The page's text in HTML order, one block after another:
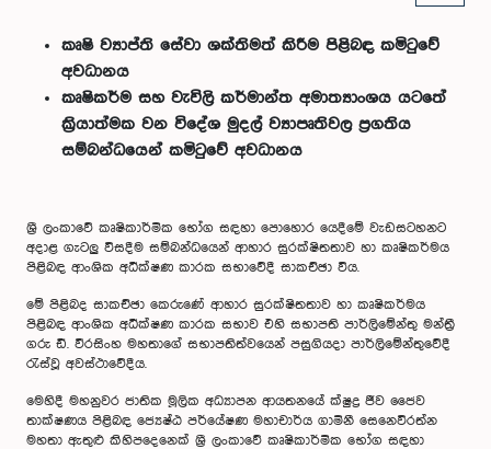
කෘෂි ව්‍යාප්ති සේවා ශක්තිමත් කිරීම පිළිබඳ කමිටුවේ
අවධානය
කෘෂිකර්ම සහ වැවිලි කර්මාන්ත අමාත්‍යාංශය යටතේ
ක්‍රියාත්මක වන විදේශ මුදල් ව්‍යාපෘතිවල ප්‍රගතිය
සම්බන්ධයෙන් කමිටුවේ අවධානය
ශ්‍රී ලංකාවේ කෘෂිකාර්මික භෝග සඳහා පොහොර යෙදීමේ වැඩසටහනට
අදාළ ගැටලු විසදීම සම්බන්ධයෙන් ආහාර සුරක්ෂිතතාව හා කෘෂිකර්මය
පිළිබඳ ආංශික අධීක්ෂණ කාරක සභාවේදී සාකච්ඡා විය.
මේ පිළිබද සාකච්ඡා කෙරුණේ ආහාර සුරක්ෂිතතාව හා කෘෂිකර්මය
පිළිබඳ ආංශික අධීක්ෂණ කාරක සභාව එහි සභාපති පාර්ලිමේන්තු මන්ත්‍රී
ගරු ඩී. වීරසිංහ මහතාගේ සභාපතිත්වයෙන් පසුගියදා පාර්ලිමේන්තුවේදී
රැස්වූ අවස්ථාවේදීය.
‌මෙහිදී මහනුවර ජාතික මූලික අධ්‍යාපන ආයතනයේ ක්ෂුද්‍ර ජීව ජෛව
තාක්ෂණය පිළිබඳ ජ්‍යෙෂ්ඨ පර්යේෂණ මහාචාර්ය ගාමිනී සෙනෙවිරත්න
මහතා ඇතුළු කිහිපදෙනෙක් ශ්‍රී ලංකාවේ කෘෂිකාර්මික භෝග සඳහා